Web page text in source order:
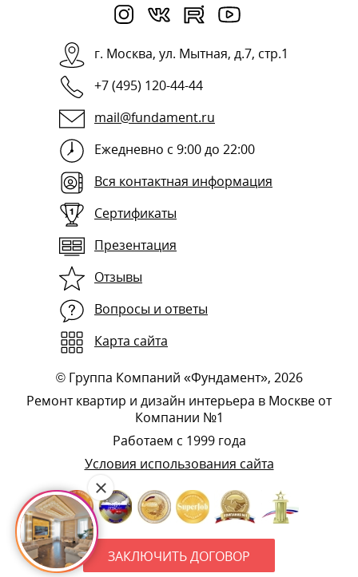
г. Москва, ул. Мытная, д.7, стр.1
+7 (495) 120-44-44
mail@fundament.ru
Ежедневно с 9:00 до 22:00
Вся контактная информация
Сертификаты
Презентация
Отзывы
Вопросы и ответы
Карта сайта
© Группа Компаний «Фундамент», 2026
Ремонт квартир и дизайн интерьера в Москве от
Компании №1
Работаем с 1999 года
Условия использования сайта
ЗАКЛЮЧИТЬ ДОГОВОР